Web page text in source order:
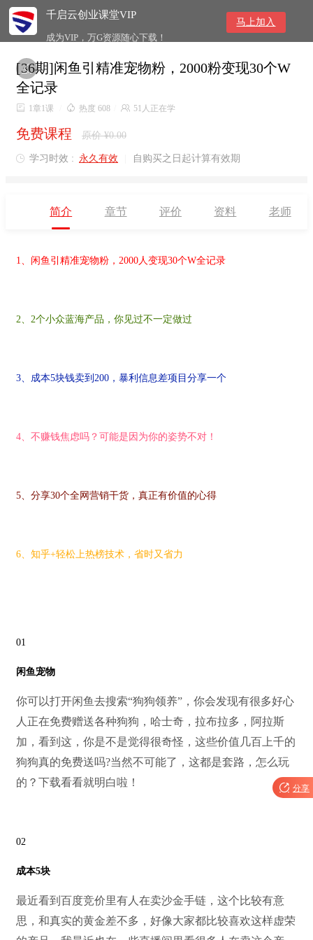
千启云创业课堂VIP
成为VIP，万G资源随心下载！
马上加入

[36期]闲鱼引精准宠物粉，2000粉变现30个W
全记录
 1章1课  热度 608  51人正在学
免费课程 原价 ¥0.00
 学习时效 : 永久有效 自购买之日起计算有效期
简介 章节 评价 资料 老师
1、闲鱼引精准宠物粉，2000人变现30个W全记录
2、2个小众蓝海产品，你见过不一定做过
3、成本5块钱卖到200，暴利信息差项目分享一个
4、不赚钱焦虑吗？可能是因为你的姿势不对 ！
5、分享30个全网营销干货，真正有价值的心得
6、知乎+轻松上热榜技术，省时又省力
01
闲鱼宠物
你可以打开闲鱼去搜索“狗狗领养”，你会发现有很多好心
人正在免费赠送各种狗狗，哈士奇，拉布拉多，阿拉斯
加，看到这，你是不是觉得很奇怪，这些价值几百上千的
狗狗真的免费送吗?当然不可能了，这都是套路，怎么玩
的？下载看看就明白啦！
02
成本5块
最近看到百度竞价里有人在卖沙金手链，这个比较有意
思，和真实的黄金差不多，好像大家都比较喜欢这样虚荣
 分享